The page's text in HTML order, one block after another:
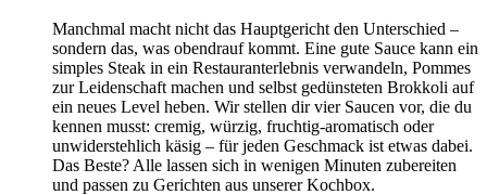
Manchmal macht nicht das Hauptgericht den Unterschied –
sondern das, was obendrauf kommt. Eine gute Sauce kann ein
simples Steak in ein Restauranterlebnis verwandeln, Pommes
zur Leidenschaft machen und selbst gedünsteten Brokkoli auf
ein neues Level heben. Wir stellen dir vier Saucen vor, die du
kennen musst: cremig, würzig, fruchtig-aromatisch oder
unwiderstehlich käsig – für jeden Geschmack ist etwas dabei.
Das Beste? Alle lassen sich in wenigen Minuten zubereiten
und passen zu Gerichten aus unserer Kochbox.